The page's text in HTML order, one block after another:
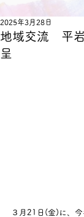
地域交流 平
呈
2025年3月28日
３月21日(金)に、